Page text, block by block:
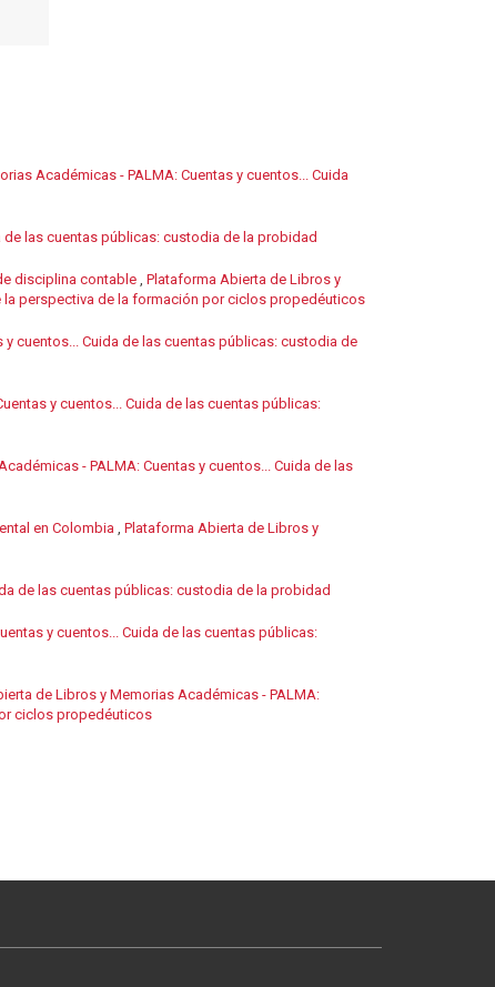
Académicas - PALMA: Cuentas y cuentos... Cuida
de las cuentas públicas: custodia de la probidad
disciplina contable, Plataforma Abierta de Libros y
perspectiva de la formación por ciclos propedéuticos
cuentos... Cuida de las cuentas públicas: custodia de
y cuentos... Cuida de las cuentas públicas:
- PALMA: Cuentas y cuentos... Cuida de las
en Colombia , Plataforma Abierta de Libros y
de las cuentas públicas: custodia de la probidad
y cuentos... Cuida de las cuentas públicas:
de Libros y Memorias Académicas - PALMA:
ciclos propedéuticos